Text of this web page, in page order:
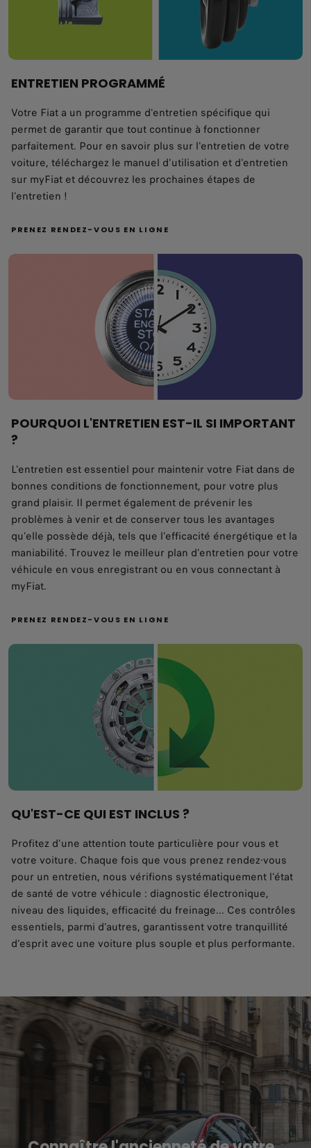
FIAT SERVICE, LA
SIMPLICITÉ AVANT TOUT
Nous prenons soin de votre Fiat comme
personne
ENTRETIEN PROGRAMMÉ
Votre Fiat a un programme d'entretien spécifique qui
permet de garantir que tout continue à fonctionner
parfaitement. Pour en savoir plus sur l'entretien de votre
voiture, téléchargez le manuel d'utilisation et d'entretien
sur myFiat et découvrez les prochaines étapes de
l'entretien !
PRENEZ RENDEZ-VOUS EN LIGNE
POURQUOI L'ENTRETIEN EST-IL SI IMPORTANT
?
L'entretien est essentiel pour maintenir votre Fiat dans de
bonnes conditions de fonctionnement, pour votre plus
grand plaisir. Il permet également de prévenir les
problèmes à venir et de conserver tous les avantages
qu'elle possède déjà, tels que l'efficacité énergétique et la
maniabilité. Trouvez le meilleur plan d'entretien pour votre
véhicule en vous enregistrant ou en vous connectant à
myFiat.
PRENEZ RENDEZ-VOUS EN LIGNE
QU'EST-CE QUI EST INCLUS ?
Profitez d'une attention toute particulière pour vous et
votre voiture. Chaque fois que vous prenez rendez-vous
pour un entretien, nous vérifions systématiquement l'état
de santé de votre véhicule : diagnostic électronique,
niveau des liquides, efficacité du freinage... Ces contrôles
essentiels, parmi d'autres, garantissent votre tranquillité
d'esprit avec une voiture plus souple et plus performante.